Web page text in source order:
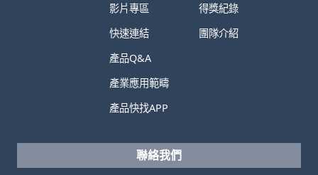
影片專區
快速連結
產品Q&A
產業應用範疇
產品快找APP
得獎紀錄
團隊介紹
聯絡我們